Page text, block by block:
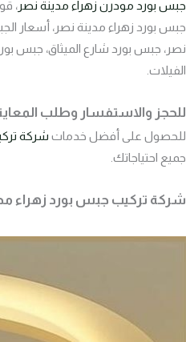
جبس بورد مودرن زهراء مدينة نصر،
جبس بورد زهراء مدينة نصر، أسعار
نصر، جبس بورد شارع الميثاق، جبس
الفيلات.
للحجز والاستفسار وطلب المعاينة اتصل
للحصول على أفضل خدمات شركة
جميع احتياجاتك.
شركة تركيب جبس بورد زهراء مدينة نصر